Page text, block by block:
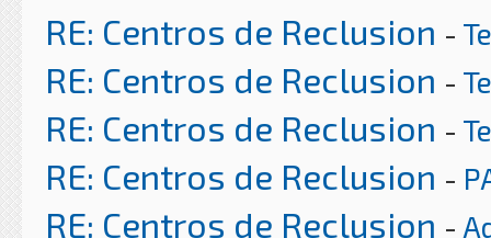
RE: Centros de Reclusion -
RE: Centros de Reclusion -
RE: Centros de Reclusion -
RE: Centros de Reclusion -
RE: Centros de Reclusion -